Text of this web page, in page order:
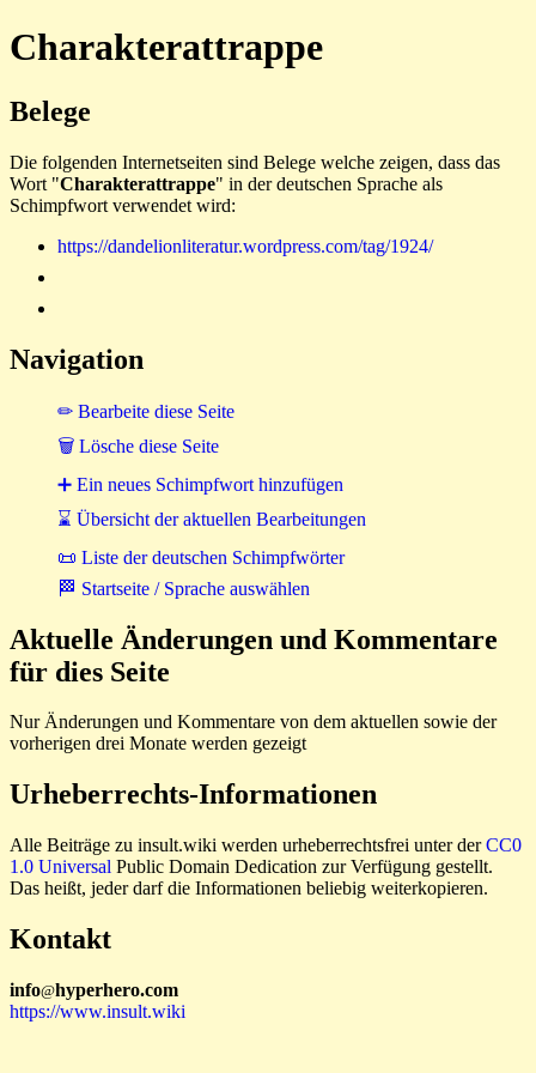
Charakterattrappe
Belege
Die folgenden Internetseiten sind Belege welche zeigen, dass das
Wort "Charakterattrappe" in der deutschen Sprache als
Schimpfwort verwendet wird:
https://dandelionliteratur.wordpress.com/tag/1924/
Navigation
✏ Bearbeite diese Seite
🗑 Lösche diese Seite
➕ Ein neues Schimpfwort hinzufügen
⌛ Übersicht der aktuellen Bearbeitungen
📜 Liste der deutschen Schimpfwörter
🏁 Startseite / Sprache auswählen
Aktuelle Änderungen und Kommentare
für dies Seite
Nur Änderungen und Kommentare von dem aktuellen sowie der
vorherigen drei Monate werden gezeigt
Urheberrechts-Informationen
Alle Beiträge zu insult.wiki werden urheberrechtsfrei unter derCC0
1.0 Universal Public Domain Dedication zur Verfügung gestellt.
Das heißt, jeder darf die Informationen beliebig weiterkopieren.
Kontakt
info@hyperhero.com
https://www.insult.wiki